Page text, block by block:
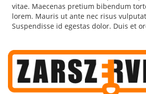
vitae. Maecenas pretium bibendum
lorem. Mauris ut ante nec risus
Suspendisse id egestas dolor. Duis et